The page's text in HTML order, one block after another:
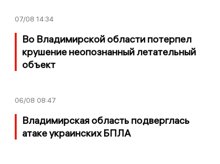
07/08 14:34
Во Владимирской области потерпел
крушение неопознанный летательный
объект
06/08 08:47
Владимирская область подверглась
атаке украинских БПЛА